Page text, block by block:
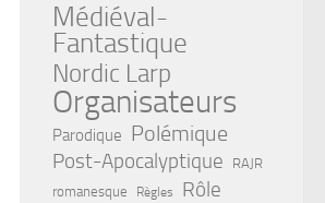
Médiéval-
Fantastique
Nordic Larp
Organisateurs
Parodique Polémique
Post-Apocalyptique
RAJR
romanesque
Règles
Rôle